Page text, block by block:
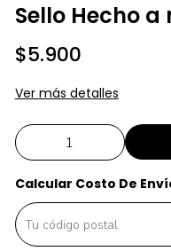
Sello Hecho a
$5.900
Ver más detalles
Calcular Costo De